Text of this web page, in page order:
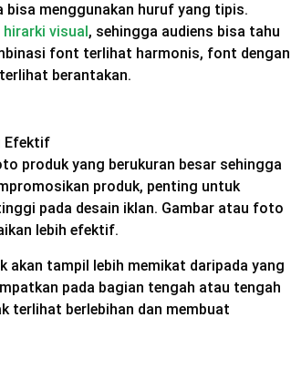
menggunakan huruf yang tipis.
hirarki visual, sehingga audiens bisa tahu
font terlihat harmonis, font dengan
berantakan.
produk yang berukuran besar sehingga
produk, penting untuk
pada desain iklan. Gambar atau foto
lebih efektif.
akan tampil lebih memikat daripada yang
pada bagian tengah atau tengah
terlihat berlebihan dan membuat